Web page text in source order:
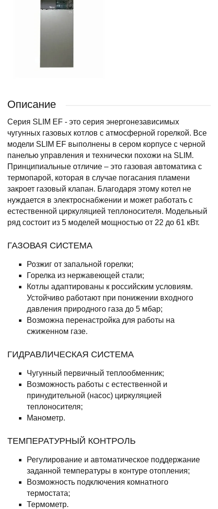
Описание
Серия SLIM EF - это серия энергонезависимых
чугунных газовых котлов с атмосферной горелкой. Все
модели SLIM EF выполнены в сером корпусе с черной
панелью управления и технически похожи на SLIM.
Принципиальные отличие – это газовая автоматика с
термопарой, которая в случае погасания пламени
закроет газовый клапан. Благодаря этому котел не
нуждается в электроснабжении и может работать с
естественной циркуляцией теплоносителя. Модельный
ряд состоит из 5 моделей мощностью от 22 до 61 кВт.
ГАЗОВАЯ СИСТЕМА
Розжиг от запальной горелки;
Горелка из нержавеющей стали;
Котлы адаптированы к российским условиям.
Устойчиво работают при понижении входного
давления природного газа до 5 мбар;
Возможна перенастройка для работы на
сжиженном газе.
ГИДРАВЛИЧЕСКАЯ СИСТЕМА
Чугунный первичный теплообменник;
Возможность работы с естественной и
принудительной (насос) циркуляцией
теплоносителя;
Манометр.
ТЕМПЕРАТУРНЫЙ КОНТРОЛЬ
Регулирование и автоматическое поддержание
заданной температуры в контуре отопления;
Возможность подключения комнатного
термостата;
Термометр.